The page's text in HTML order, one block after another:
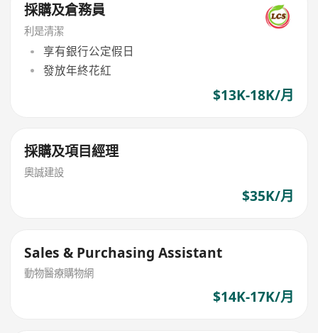
採購及倉務員
利是清潔
享有銀行公定假日
發放年終花紅
$13K-18K/月
採購及項目經理
奧誠建設
$35K/月
Sales & Purchasing Assistant
動物醫療購物網
$14K-17K/月